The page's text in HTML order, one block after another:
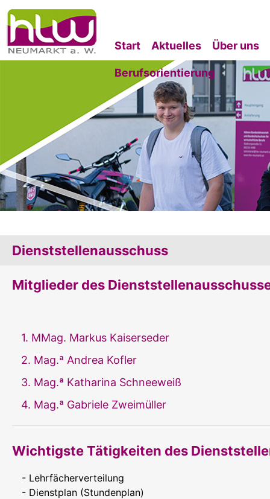
Start Aktuelles Über uns
Berufsorientierung
Dienststellenausschuss
Mitglieder des
1. MMag. Markus Kaiserseder
2. Mag.ª Andrea Kofler
3. Mag.ª Katharina Schneeweiß
4. Mag.ª Gabriele Zweimüller
Wichtigste Tätigkeiten des
- Lehrfächerverteilung
- Dienstplan (Stundenplan)